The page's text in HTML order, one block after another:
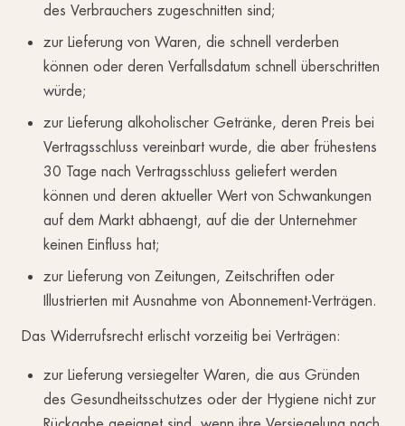
des Verbrauchers zugeschnitten sind;
zur Lieferung von Waren, die schnell verderben
können oder deren Verfallsdatum schnell überschritten
würde;
zur Lieferung alkoholischer Getränke, deren Preis bei
Vertragsschluss vereinbart wurde, die aber frühestens
30 Tage nach Vertragsschluss geliefert werden
können und deren aktueller Wert von Schwankungen
auf dem Markt abhaengt, auf die der Unternehmer
keinen Einfluss hat;
zur Lieferung von Zeitungen, Zeitschriften oder
Illustrierten mit Ausnahme von Abonnement-Verträgen.
Das Widerrufsrecht erlischt vorzeitig bei Verträgen:
zur Lieferung versiegelter Waren, die aus Gründen
des Gesundheitsschutzes oder der Hygiene nicht zur